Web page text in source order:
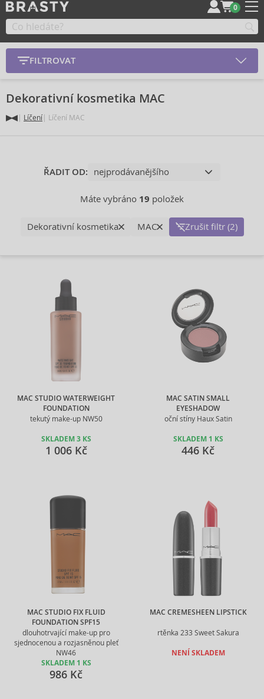
0
FILTROVAT
Dekorativní kosmetika MAC
Líčení Líčení MAC
ŘADIT OD:
Máte vybráno 19 položek
Dekorativní kosmetika MAC Zrušit filtr (2)
MAC STUDIO WATERWEIGHT
FOUNDATION
tekutý make-up NW50
SKLADEM 3 KS
1 006 Kč
MAC SATIN SMALL
EYESHADOW
oční stíny Haux Satin
SKLADEM 1 KS
446 Kč
MAC STUDIO FIX FLUID
FOUNDATION SPF15
dlouhotrvající make-up pro
sjednocenou a rozjasněnou pleť
NW46
SKLADEM 1 KS
986 Kč
MAC CREMESHEEN LIPSTICK
rtěnka 233 Sweet Sakura
NENÍ SKLADEM